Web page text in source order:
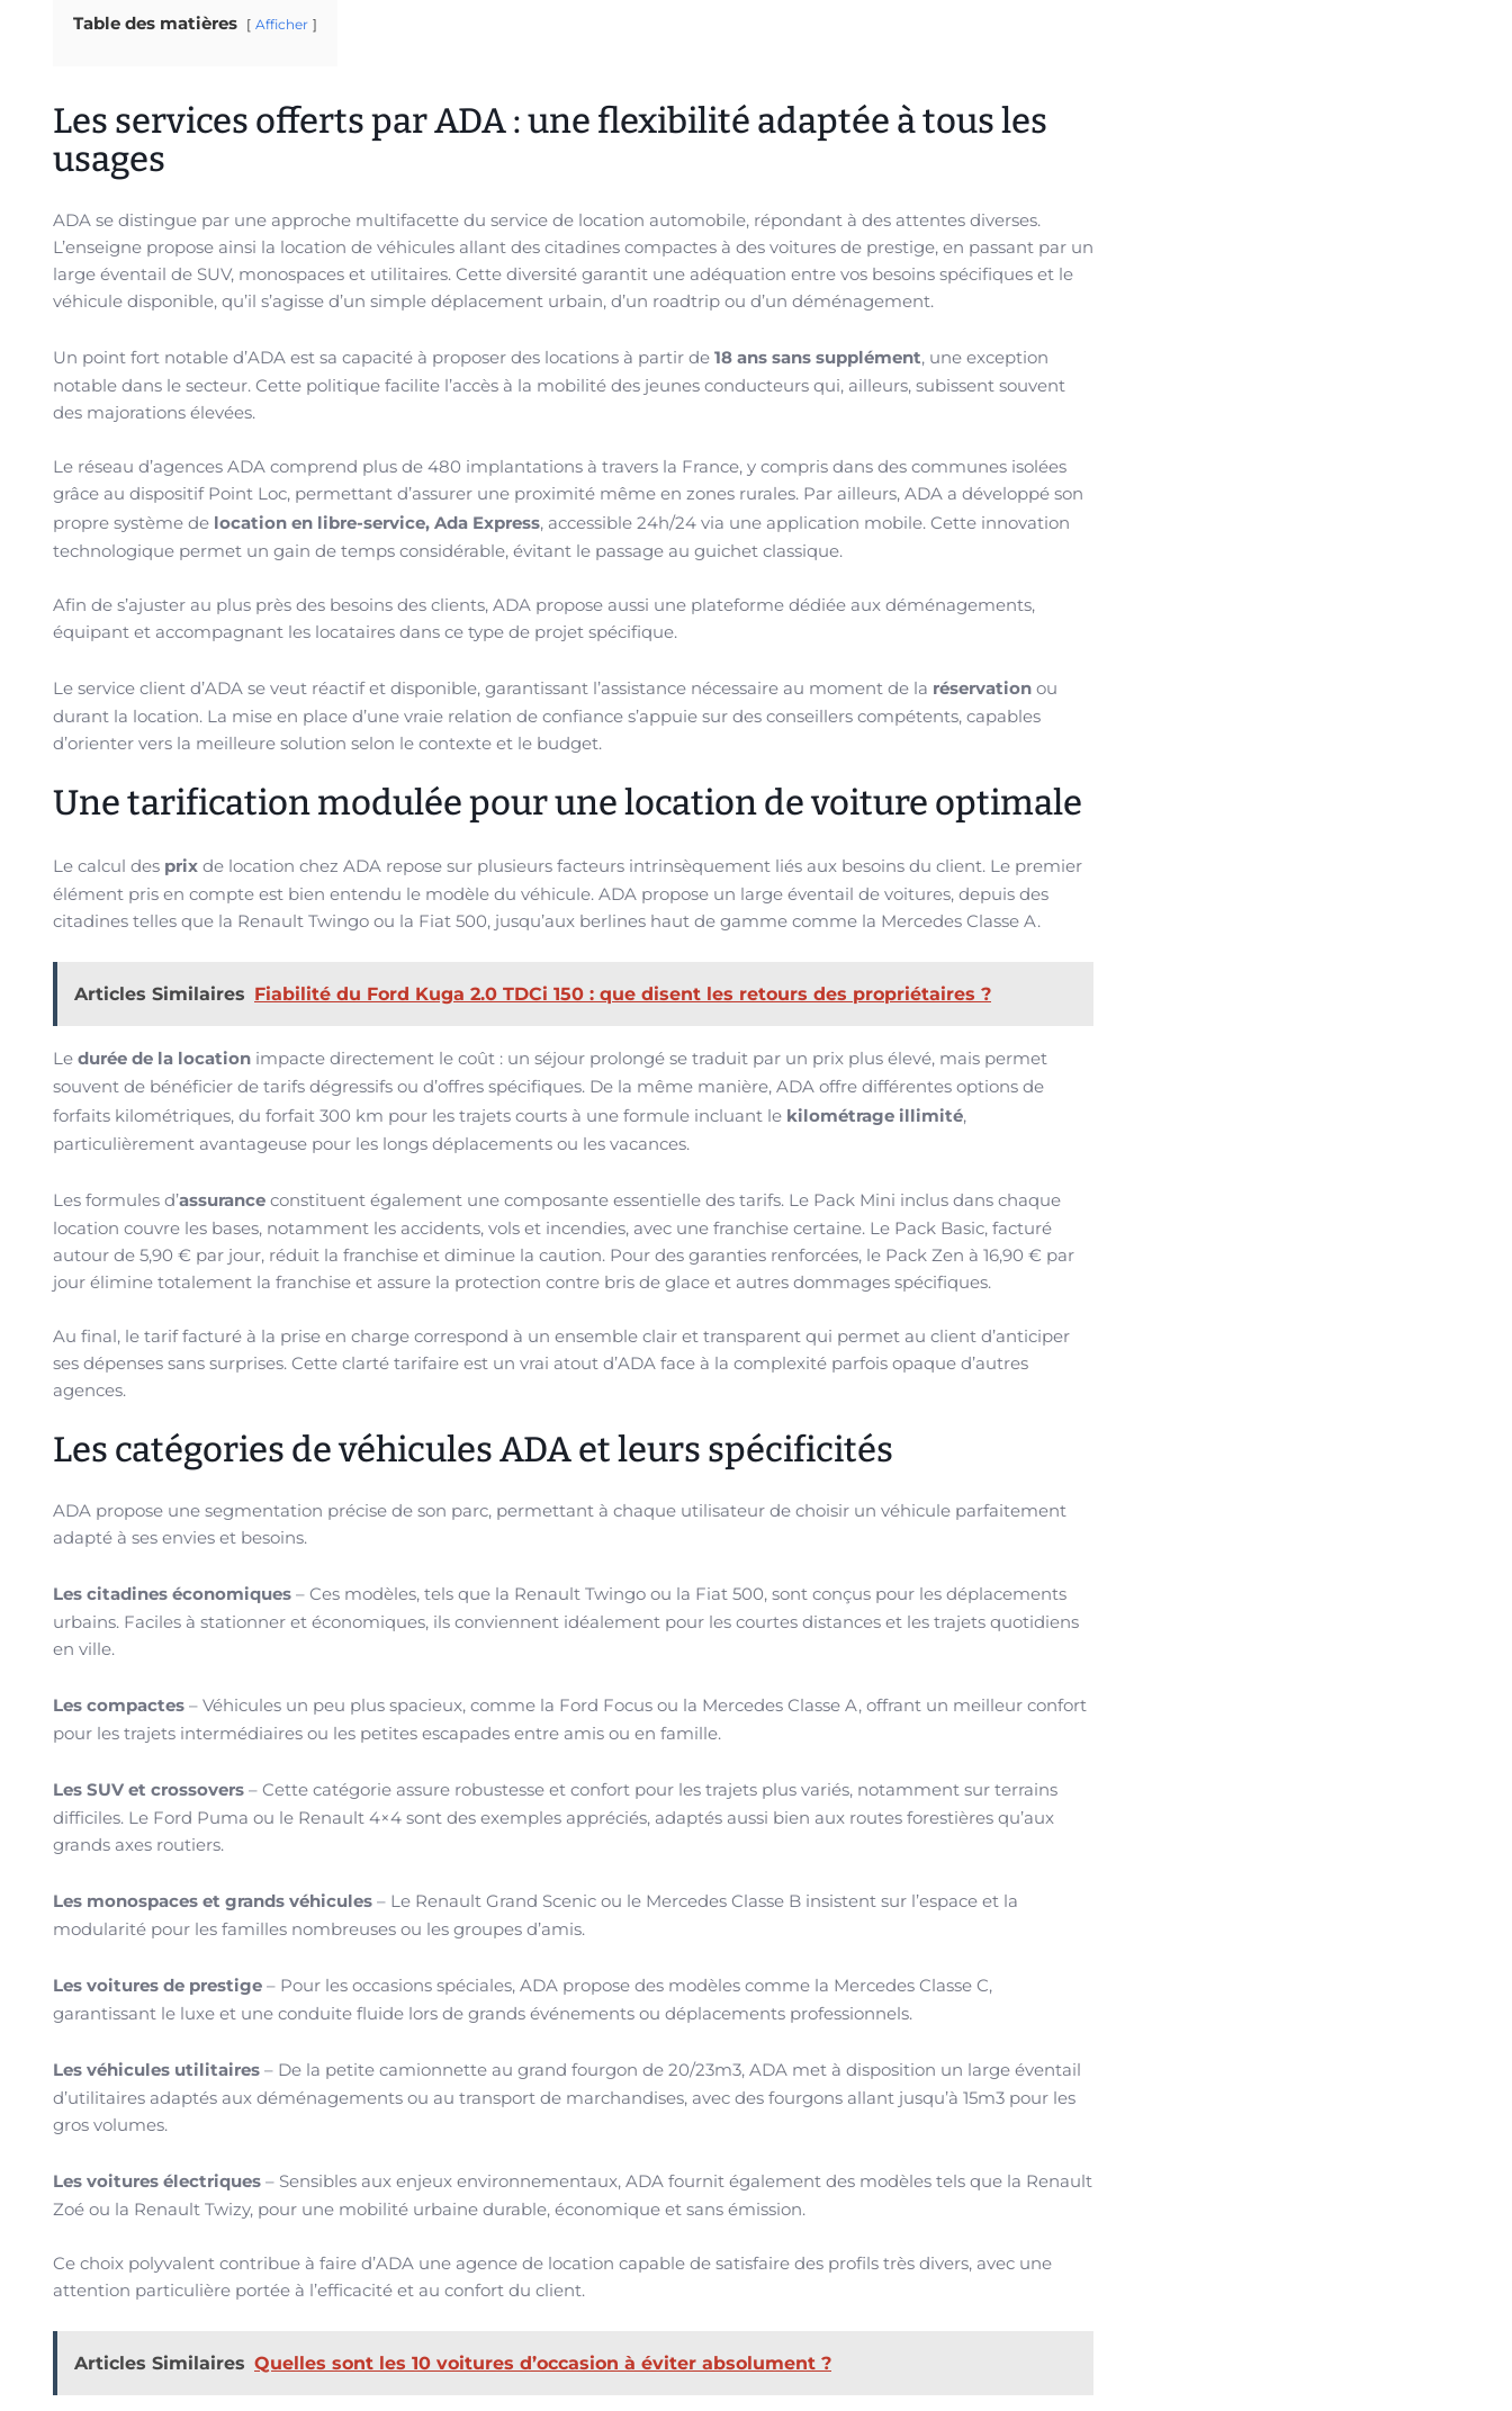
Table des matières Afficher
Les services offerts par ADA : une flexibilité adaptée à tous les
usages
ADA se distingue par une approche multifacette du service de location automobile, répondant à des attentes diverses.
L’enseigne propose ainsi la location de véhicules allant des citadines compactes à des voitures de prestige, en passant par un
large éventail de SUV, monospaces et utilitaires. Cette diversité garantit une adéquation entre vos besoins spécifiques et le
véhicule disponible, qu’il s’agisse d’un simple déplacement urbain, d’un roadtrip ou d’un déménagement.
Un point fort notable d’ADA est sa capacité à proposer des locations à partir de 18 ans sans supplément, une exception
notable dans le secteur. Cette politique facilite l’accès à la mobilité des jeunes conducteurs qui, ailleurs, subissent souvent
des majorations élevées.
Le réseau d’agences ADA comprend plus de 480 implantations à travers la France, y compris dans des communes isolées
grâce au dispositif Point Loc, permettant d’assurer une proximité même en zones rurales. Par ailleurs, ADA a développé son
propre système de location en libre-service, Ada Express, accessible 24h/24 via une application mobile. Cette innovation
technologique permet un gain de temps considérable, évitant le passage au guichet classique.
Afin de s’ajuster au plus près des besoins des clients, ADA propose aussi une plateforme dédiée aux déménagements,
équipant et accompagnant les locataires dans ce type de projet spécifique.
Le service client d’ADA se veut réactif et disponible, garantissant l’assistance nécessaire au moment de la réservation ou
durant la location. La mise en place d’une vraie relation de confiance s’appuie sur des conseillers compétents, capables
d’orienter vers la meilleure solution selon le contexte et le budget.
Une tarification modulée pour une location de voiture optimale
Le calcul des prix de location chez ADA repose sur plusieurs facteurs intrinsèquement liés aux besoins du client. Le premier
élément pris en compte est bien entendu le modèle du véhicule. ADA propose un large éventail de voitures, depuis des
citadines telles que la Renault Twingo ou la Fiat 500, jusqu’aux berlines haut de gamme comme la Mercedes Classe A.
Articles Similaires Fiabilité du Ford Kuga 2.0 TDCi 150 : que disent les retours des propriétaires ?
Le durée de la location impacte directement le coût : un séjour prolongé se traduit par un prix plus élevé, mais permet
souvent de bénéficier de tarifs dégressifs ou d’offres spécifiques. De la même manière, ADA offre différentes options de
forfaits kilométriques, du forfait 300 km pour les trajets courts à une formule incluant le kilométrage illimité,
particulièrement avantageuse pour les longs déplacements ou les vacances.
Les formules d’assurance constituent également une composante essentielle des tarifs. Le Pack Mini inclus dans chaque
location couvre les bases, notamment les accidents, vols et incendies, avec une franchise certaine. Le Pack Basic, facturé
autour de 5,90 € par jour, réduit la franchise et diminue la caution. Pour des garanties renforcées, le Pack Zen à 16,90 € par
jour élimine totalement la franchise et assure la protection contre bris de glace et autres dommages spécifiques.
Au final, le tarif facturé à la prise en charge correspond à un ensemble clair et transparent qui permet au client d’anticiper
ses dépenses sans surprises. Cette clarté tarifaire est un vrai atout d’ADA face à la complexité parfois opaque d’autres
agences.
Les catégories de véhicules ADA et leurs spécificités
ADA propose une segmentation précise de son parc, permettant à chaque utilisateur de choisir un véhicule parfaitement
adapté à ses envies et besoins.
Les citadines économiques – Ces modèles, tels que la Renault Twingo ou la Fiat 500, sont conçus pour les déplacements
urbains. Faciles à stationner et économiques, ils conviennent idéalement pour les courtes distances et les trajets quotidiens
en ville.
Les compactes – Véhicules un peu plus spacieux, comme la Ford Focus ou la Mercedes Classe A, offrant un meilleur confort
pour les trajets intermédiaires ou les petites escapades entre amis ou en famille.
Les SUV et crossovers – Cette catégorie assure robustesse et confort pour les trajets plus variés, notamment sur terrains
difficiles. Le Ford Puma ou le Renault 4×4 sont des exemples appréciés, adaptés aussi bien aux routes forestières qu’aux
grands axes routiers.
Les monospaces et grands véhicules – Le Renault Grand Scenic ou le Mercedes Classe B insistent sur l’espace et la
modularité pour les familles nombreuses ou les groupes d’amis.
Les voitures de prestige – Pour les occasions spéciales, ADA propose des modèles comme la Mercedes Classe C,
garantissant le luxe et une conduite fluide lors de grands événements ou déplacements professionnels.
Les véhicules utilitaires – De la petite camionnette au grand fourgon de 20/23m3, ADA met à disposition un large éventail
d’utilitaires adaptés aux déménagements ou au transport de marchandises, avec des fourgons allant jusqu’à 15m3 pour les
gros volumes.
Les voitures électriques – Sensibles aux enjeux environnementaux, ADA fournit également des modèles tels que la Renault
Zoé ou la Renault Twizy, pour une mobilité urbaine durable, économique et sans émission.
Ce choix polyvalent contribue à faire d’ADA une agence de location capable de satisfaire des profils très divers, avec une
attention particulière portée à l’efficacité et au confort du client.
Articles Similaires Quelles sont les 10 voitures d’occasion à éviter absolument ?